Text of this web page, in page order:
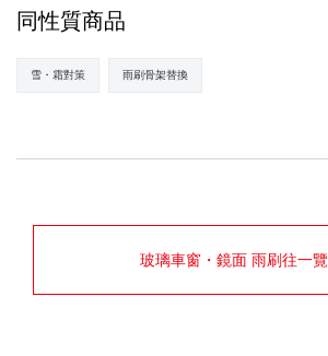
同性質商品
雪・霜對策 雨刷骨架替換
玻璃車窗・鏡面 雨刷往一覽